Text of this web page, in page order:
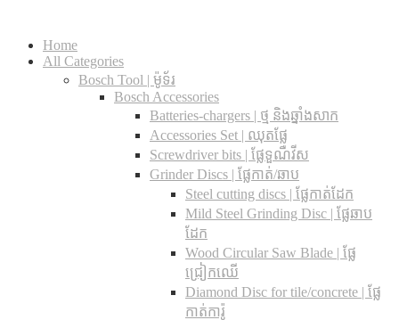
Home
All Categories
Bosch Tool | ម៉ូទ័រ
Bosch Accessories
Batteries-chargers | ថ្ម និងឆ្នាំងសាក
Accessories Set | ឈុតផ្លែ
Screwdriver bits | ផ្លែទួណឺវីស
Grinder Discs |​ ផ្លែកាត់/ឆាប
Steel cutting discs |​ ផ្លែកាត់ដែក
Mild Steel Grinding Disc | ផ្លែឆាប
ដែក
Wood Circular Saw Blade | ផ្លែ
ជ្រៀកឈើ
Diamond Disc for tile/concrete​ | ផ្លែ
កាត់ការ៉ូ